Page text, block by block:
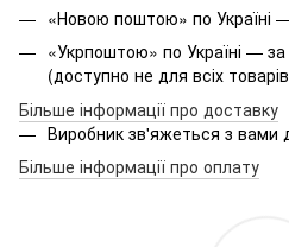
«Новою поштою» по Україні
«Укрпоштою» по Україні —
(доступно не для всіх
Більше інформації про доставку
Виробник зв'яжеться з вами
Більше інформації про оплату